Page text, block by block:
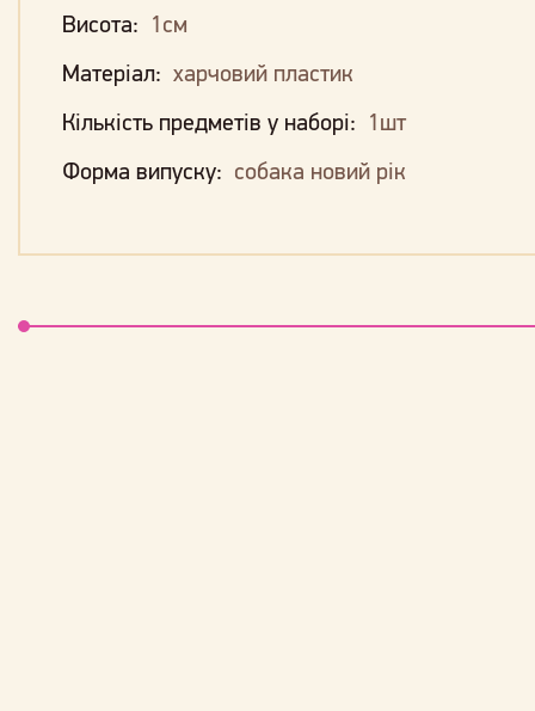
Висота: 1см
Матеріал: харчовий пластик
Кількість предметів у наборі: 1шт
Форма випуску: собака новий рік